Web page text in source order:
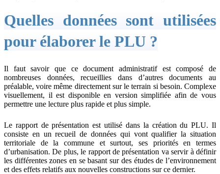
Quelles données sont utilisées
pour élaborer le PLU ?
Il faut savoir que ce document administratif est composé de
nombreuses données, recueillies dans d’autres documents au
préalable, voire même directement sur le terrain si besoin. Complexe
visuellement, il est disponible en version simplifiée afin de vous
permettre une lecture plus rapide et plus simple.
Le rapport de présentation est utilisé dans la création du PLU. Il
consiste en un recueil de données qui vont qualifier la situation
territoriale de la commune et surtout, ses priorités en termes
d’urbanisation. De plus, le rapport de présentation va servir à définir
les différentes zones en se basant sur des études de l’environnement
et des effets relatifs aux nouvelles constructions sur ce dernier.